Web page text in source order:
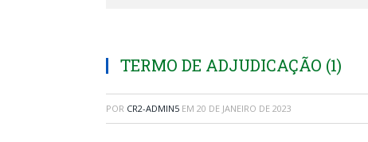
TERMO DE ADJUDICAÇÃO (1)
POR CR2-ADMIN5 EM 20 DE JANEIRO DE 2023